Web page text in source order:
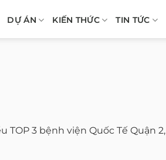
DỰ ÁN KIẾN THỨC TIN TỨC
TOP 3 bệnh viện Quốc Tế Quận 2,